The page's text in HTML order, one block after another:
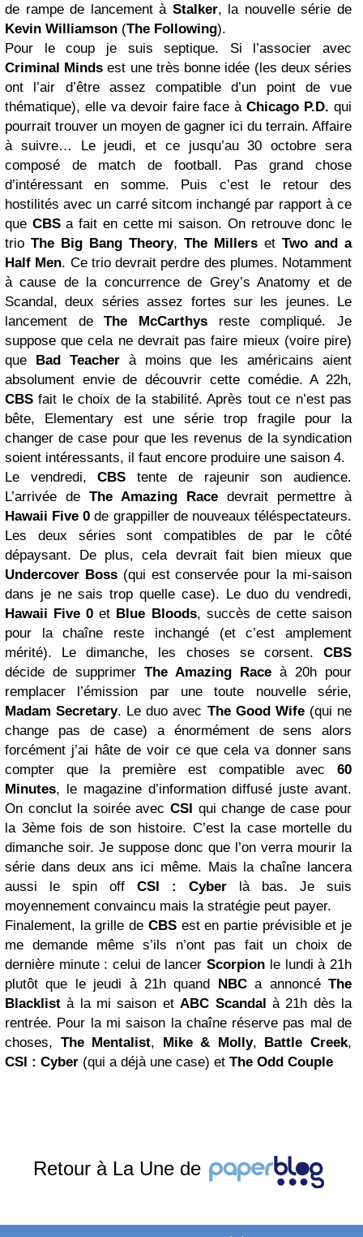
de rampe de lancement à Stalker, la nouvelle série de
Kevin Williamson (The Following).
Pour le coup je suis septique. Si l’associer avec
Criminal Minds est une très bonne idée (les deux séries
ont l’air d’être assez compatible d’un point de vue
thématique), elle va devoir faire face àChicago P.D. qui
pourrait trouver un moyen de gagner ici du terrain. Affaire
à suivre… Le jeudi, et ce jusqu’au 30 octobre sera
composé de match de football. Pas grand chose
d’intéressant en somme. Puis c’est le retour des
hostilités avec un carré sitcom inchangé par rapport à ce
que CBSa fait en cette mi saison. On retrouve donc le
trio The Big Bang Theory, The Millers et Two and a
Half Men. Ce trio devrait perdre des plumes. Notamment
à cause de la concurrence de Grey’s Anatomy et de
Scandal, deux séries assez fortes sur les jeunes. Le
lancement deThe McCarthys reste compliqué. Je
suppose que cela ne devrait pas faire mieux (voire pire)
que Bad Teacherà moins que les américains aient
absolument envie de découvrir cette comédie. A 22h,
CBS fait le choix de la stabilité. Après tout ce n’est pas
bête, Elementary est une série trop fragile pour la
changer de case pour que les revenus de la syndication
soient intéressants, il faut encore produire une saison 4.
Le vendredi,CBS tente de rajeunir son audience.
L’arrivée de The Amazing Race devrait permettre à
Hawaii Five 0 de grappiller de nouveaux téléspectateurs.
Les deux séries sont compatibles de par le côté
dépaysant. De plus, cela devrait fait bien mieux que
Undercover Boss(qui est conservée pour la mi-saison
dans je ne sais trop quelle case). Le duo du vendredi,
Hawaii Five 0 et Blue Bloods, succès de cette saison
pour la chaîne reste inchangé (et c’est amplement
mérité). Le dimanche, les choses se corsent. CBS
décide de supprimer The Amazing Race à 20h pour
remplacer l’émission par une toute nouvelle série,
Madam Secretary. Le duo avec The Good Wife(qui ne
change pas de case) a énormément de sens alors
forcément j’ai hâte de voir ce que cela va donner sans
compter que la première est compatible avec 60
Minutes, le magazine d’information diffusé juste avant.
On conclut la soirée avec CSI qui change de case pour
la 3ème fois de son histoire. C’est la case mortelle du
dimanche soir. Je suppose donc que l’on verra mourir la
série dans deux ans ici même. Mais la chaîne lancera
aussi le spin off CSI : Cyber là bas. Je suis
moyennement convaincu mais la stratégie peut payer.
Finalement, la grille de CBSest en partie prévisible et je
me demande même s’ils n’ont pas fait un choix de
dernière minute : celui de lancerScorpion le lundi à 21h
plutôt que le jeudi à 21h quand NBCa annoncéThe
Blacklist à la mi saison etABC Scandal à 21h dès la
rentrée. Pour la mi saison la chaîne réserve pas mal de
choses, The Mentalist, Mike & Molly, Battle Creek,
CSI : Cyber (qui a déjà une case) et The Odd Couple
Retour à La Une de